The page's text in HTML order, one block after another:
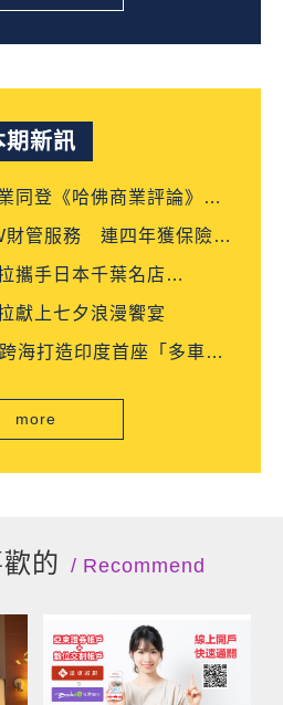
期新訊
同登《哈佛商業評論》
強」
財管服務 連四年獲保險信
攜手日本千葉名店
得獎可頌搶先上市
獻上七夕浪漫饗宴
海打造印度首座「多車道
more
的 Recommend